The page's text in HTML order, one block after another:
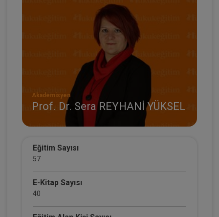
Akademisyen
Prof. Dr. Sera REYHANİ YÜKSEL
Eğitim Sayısı
57
E-Kitap Sayısı
40